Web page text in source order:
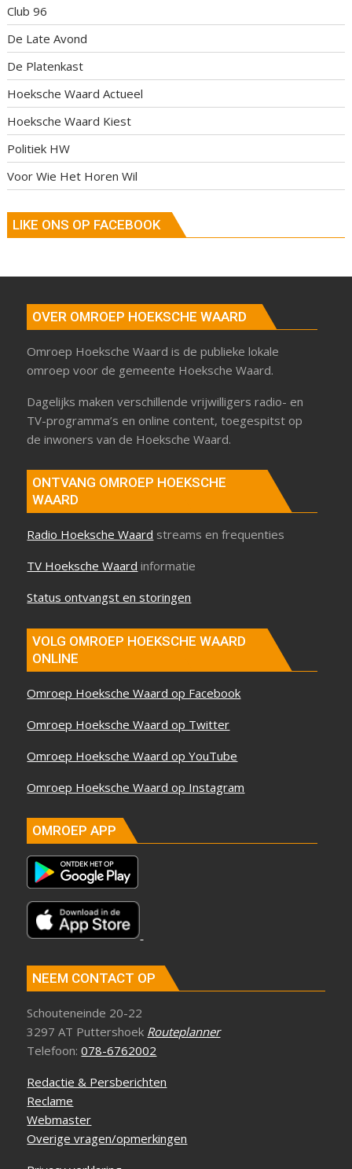
Club 96
De Late Avond
De Platenkast
Hoeksche Waard Actueel
Hoeksche Waard Kiest
Politiek HW
Voor Wie Het Horen Wil
LIKE ONS OP FACEBOOK
OVER OMROEP HOEKSCHE WAARD
Omroep Hoeksche Waard is de publieke lokale
omroep voor de gemeente Hoeksche Waard.
Dagelijks maken verschillende vrijwilligers radio- en
TV-programma’s en online content, toegespitst op
de inwoners van de Hoeksche Waard.
ONTVANG OMROEP HOEKSCHE
WAARD
Radio Hoeksche Waard streams en frequenties
TV Hoeksche Waard informatie
Status ontvangst en storingen
VOLG OMROEP HOEKSCHE WAARD
ONLINE
Omroep Hoeksche Waard op Facebook
Omroep Hoeksche Waard op Twitter
Omroep Hoeksche Waard op YouTube
Omroep Hoeksche Waard op Instagram
OMROEP APP
NEEM CONTACT OP
Schouteneinde 20-22
3297 AT Puttershoek Routeplanner
Telefoon:078-6762002
Redactie & Persberichten
Reclame
Webmaster
Overige vragen/opmerkingen